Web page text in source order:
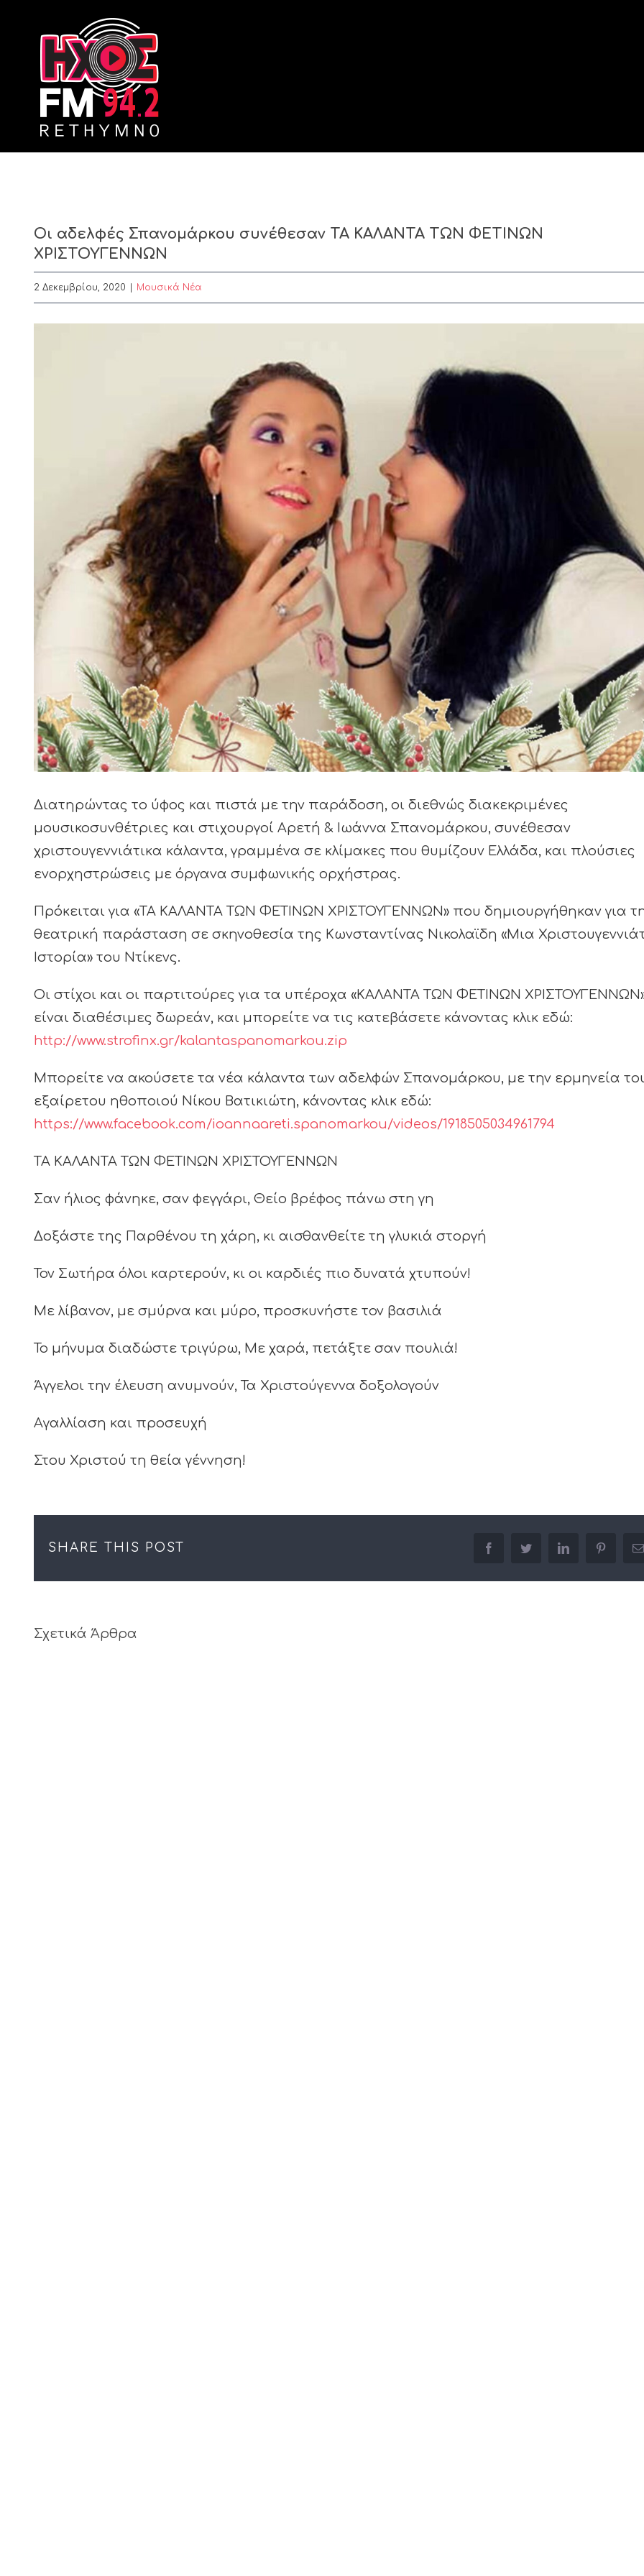
Οι αδελφές Σπανομάρκου συνέθεσαν ΤΑ ΚΑΛΑΝΤΑ ΤΩΝ ΦΕΤΙΝΩΝ
ΧΡΙΣΤΟΥΓΕΝΝΩΝ
2 Δεκεμβρίου, 2020 Μουσικά Νέα
Διατηρώντας το ύφος και πιστά με την παράδοση, οι διεθνώς διακεκριμένες
μουσικοσυνθέτριες και στιχουργοί Αρετή & Ιωάννα Σπανομάρκου, συνέθεσαν
χριστουγεννιάτικα κάλαντα, γραμμένα σε κλίμακες που θυμίζουν Ελλάδα, και πλούσιες
ενορχηστρώσεις με όργανα συμφωνικής ορχήστρας.
Πρόκειται για «ΤΑ ΚΑΛΑΝΤΑ ΤΩΝ ΦΕΤΙΝΩΝ ΧΡΙΣΤΟΥΓΕΝΝΩΝ» που δημιουργήθηκαν για
θεατρική παράσταση σε σκηνοθεσία της Κωνσταντίνας Νικολαϊδη «Μια
Ιστορία» του Ντίκενς.
Οι στίχοι και οι παρτιτούρες για τα υπέροχα «ΚΑΛΑΝΤΑ ΤΩΝ ΦΕΤΙΝΩΝ
είναι διαθέσιμες δωρεάν, και μπορείτε να τις κατεβάσετε κάνοντας κλικ εδώ:
http://www.strofinx.gr/kalantaspanomarkou.zip
Μπορείτε να ακούσετε τα νέα κάλαντα των αδελφών Σπανομάρκου, με την ερμηνεία
εξαίρετου ηθοποιού Νίκου Βατικιώτη, κάνοντας κλικ εδώ:
https://www.facebook.com/ioannaareti.spanomarkou/videos/1918505034961794
ΤΑ ΚΑΛΑΝΤΑ ΤΩΝ ΦΕΤΙΝΩΝ ΧΡΙΣΤΟΥΓΕΝΝΩΝ
Σαν ήλιος φάνηκε, σαν φεγγάρι, Θείο βρέφος πάνω στη γη
Δοξάστε της Παρθένου τη χάρη, κι αισθανθείτε τη γλυκιά στοργή
Τον Σωτήρα όλοι καρτερούν, κι οι καρδιές πιο δυνατά χτυπούν!
Με λίβανον, με σμύρνα και μύρο, προσκυνήστε τον βασιλιά
Το μήνυμα διαδώστε τριγύρω, Με χαρά, πετάξτε σαν πουλιά!
Άγγελοι την έλευση ανυμνούν, Τα Χριστούγεννα δοξολογούν
Αγαλλίαση και προσευχή
Στου Χριστού τη θεία γέννηση!
SHARE THIS POST facebooktwitter linkedin pinterest
Σχετικά Άρθρα